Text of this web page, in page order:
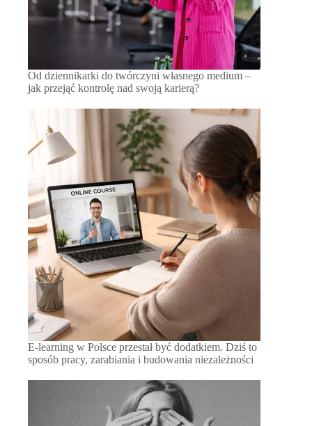
Od dziennikarki do twórczyni własnego medium –
jak przejąć kontrolę nad swoją karierą?
E-learning w Polsce przestał być dodatkiem. Dziś to
sposób pracy, zarabiania i budowania niezależności